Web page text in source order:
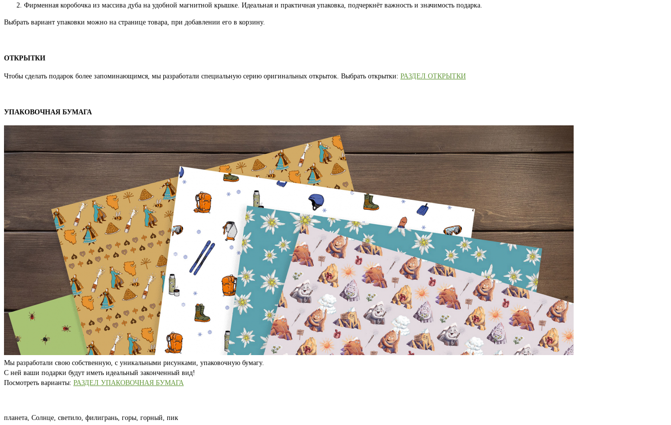
Фирменная коробочка из массива дуба на удобной магнитной крышке. Идеальная и практичная упаковка, подчеркнёт важность и значимость подарка.
Выбрать вариант упаковки можно на странице товара, при добавлении его в корзину.
ОТКРЫТКИ
Чтобы сделать подарок более запоминающимся, мы разработали специальную серию оригинальных открыток. Выбрать открытки: РАЗДЕЛ ОТКРЫТКИ
УПАКОВОЧНАЯ БУМАГА
Мы разработали свою собственную, с уникальными рисунками, упаковочную бумагу.
С ней ваши подарки будут иметь идеальный законченный вид!
Посмотреть варианты: РАЗДЕЛ УПАКОВОЧНАЯ БУМАГА
планета, Солнце, светило, филигрань, горы, горный, пик